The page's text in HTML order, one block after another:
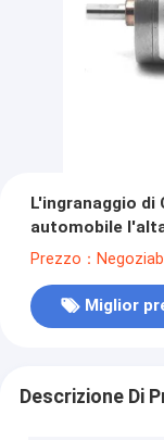
L'ingranaggio di
automobile
2000rpm
Prezzo：
Miglior
Descrizione Di